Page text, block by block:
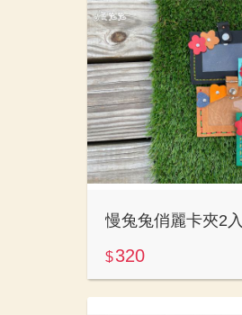
慢兔兔俏麗卡夾2入
$320